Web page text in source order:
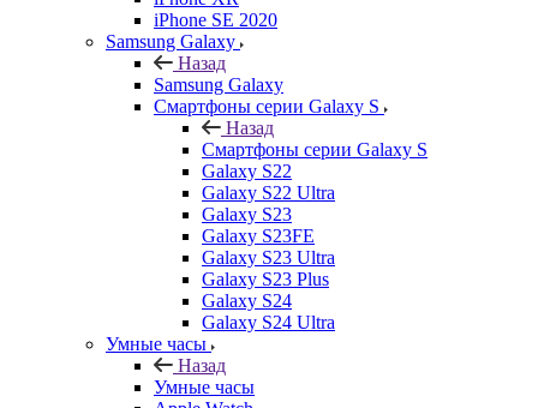
iPhone SE 2020
Samsung Galaxy
Назад
Samsung Galaxy
Смартфоны серии Galaxy S
Назад
Смартфоны серии Galaxy S
Galaxy S22
Galaxy S22 Ultra
Galaxy S23
Galaxy S23FE
Galaxy S23 Ultra
Galaxy S23 Plus
Galaxy S24
Galaxy S24 Ultra
Умные часы
Назад
Умные часы